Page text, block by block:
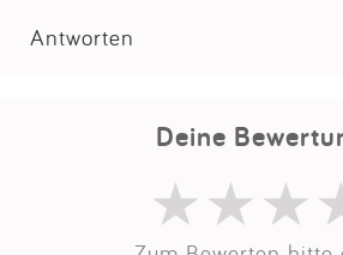
Antworten
Deine